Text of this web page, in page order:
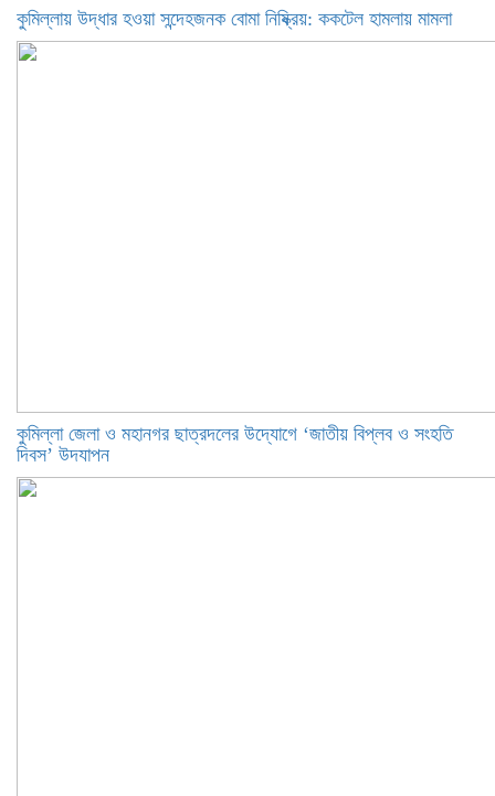
কুমিল্লায় উদ্ধার হওয়া সন্দেহজনক বোমা নিষ্ক্রিয়: ককটেল হামলায় মামলা
কুমিল্লা জেলা ও মহানগর ছাত্রদলের উদ্যোগে ‘জাতীয় বিপ্লব ও সংহতি
দিবস’ উদযাপন